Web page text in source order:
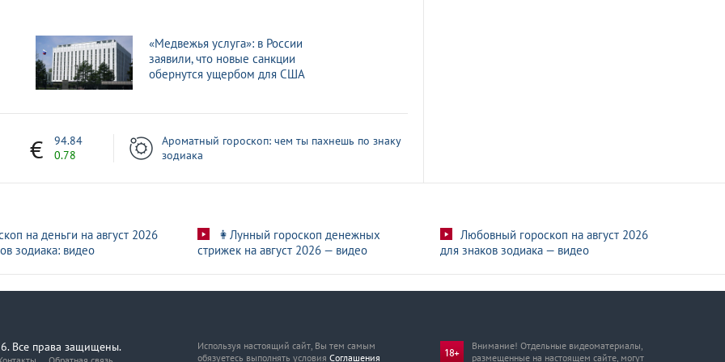
«Медвежья услуга»: в России
заявили, что новые санкции
обернутся ущербом для США
94.84
0.78
Ароматный гороскоп: чем ты пахнешь по знаку
зодиака
на деньги на август 2026
зодиака: видео
👩Лунный гороскоп денежных
стрижек на август 2026 — видео
Любовный гороскоп на август 2026
для знаков зодиака — видео
Все права защищены.
Используя настоящий сайт, Вы тем самым
обязуетесь выполнять условия Соглашения
Внимание! Отдельные видеоматериалы,
размещенные на настоящем сайте, могут